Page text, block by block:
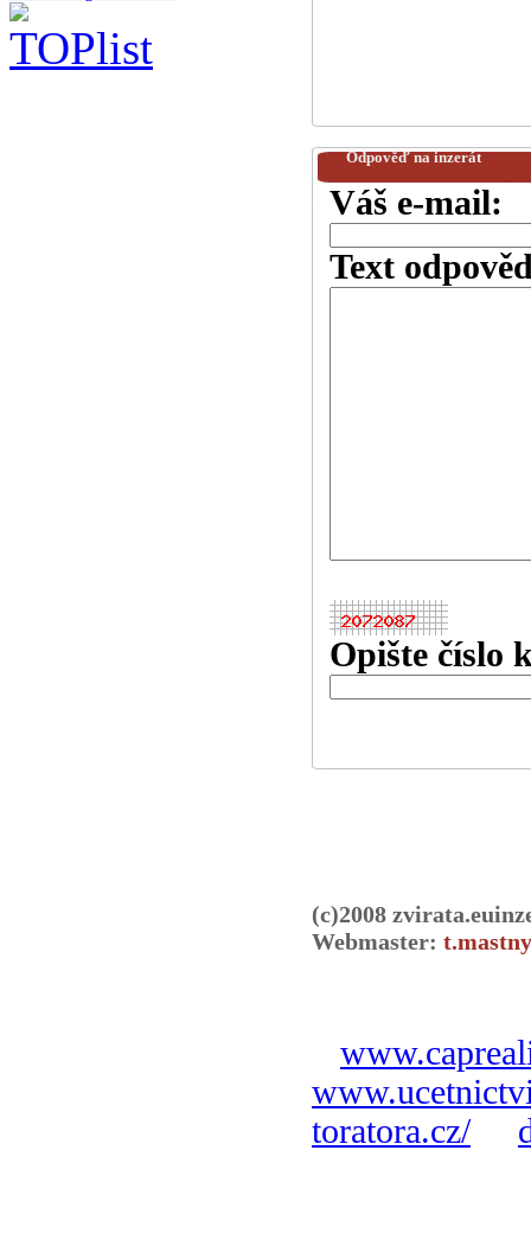
Odpověď na inzerát
Váš e-mail:
Text
Opište číslo
(c)2008
Webmaster:
toratora.cz/